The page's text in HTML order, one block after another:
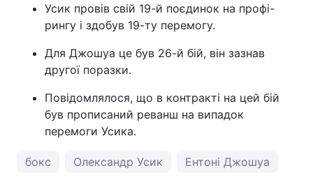
Усик провів свій 19-й поєдинок на профі-
рингу і здобув 19-ту перемогу.
Для Джошуа це був 26-й бій, він зазнав
другої поразки.
Повідомлялося, що в контракті на цей бій
був прописаний реванш на випадок
перемоги Усика.
бокс Олександр Усик Ентоні Джошуа